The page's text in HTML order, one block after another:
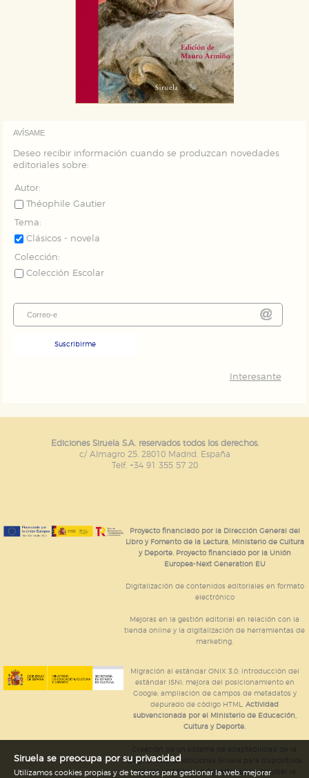
AVÍSAME
Deseo recibir información cuando se produzcan novedades
editoriales sobre:
Autor:
Théophile Gautier
Tema:
Clásicos - novela
Colección:
Colección Escolar
Suscribirme
Interesante
Ediciones Siruela S.A. reservados todos los derechos.
c/ Almagro 25. 28010 Madrid. España
Telf. +34 91 355 57 20
Proyecto financiado por la Dirección General del
Libro y Fomento de la Lectura, Ministerio de Cultura
y Deporte. Proyecto financiado por la Unión
Europea-Next Generation EU
Digitalización de contenidos editoriales en formato
electrónico
Mejoras en la gestión editorial en relación con la
tienda online y la digitalización de herramientas de
marketing.
Migración al estándar ONIX 3.0; introducción del
estándar ISNI; mejora del posicionamiento en
Google; ampliación de campos de metadatos y
depurado de código HTML.Actividad
subvencionada por el Ministerio de Educación,
Cultura y Deporte.
página web de ediciones Siruela para dispositivos
móviles en todos sus formatos para impulsar la
Siruela se preocupa por su privacidad
Utilizamos cookies propias y de terceros para gestionar la web, mejorar